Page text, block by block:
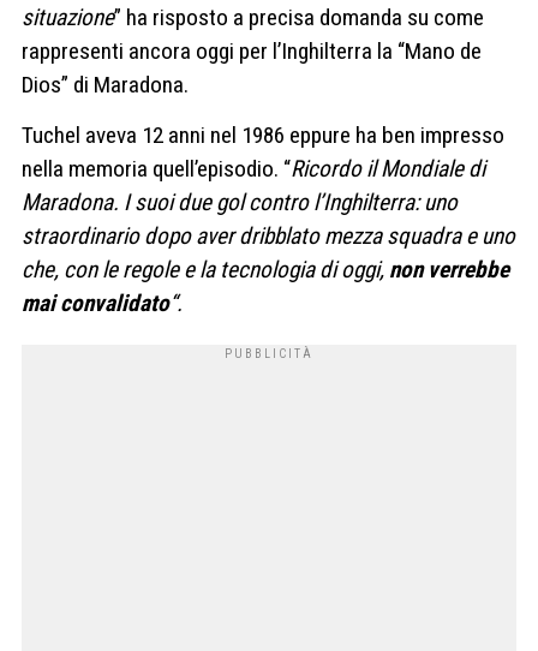
situazione” ha risposto a precisa domanda su come
rappresenti ancora oggi per l’Inghilterra la “Mano de
Dios” di Maradona.
Tuchel aveva 12 anni nel 1986 eppure ha ben impresso
nella memoria quell’episodio. “Ricordo il Mondiale di
Maradona. I suoi due gol contro l’Inghilterra: uno
straordinario dopo aver dribblato mezza squadra e uno
che, con le regole e la tecnologia di oggi, non verrebbe
mai convalidato“.